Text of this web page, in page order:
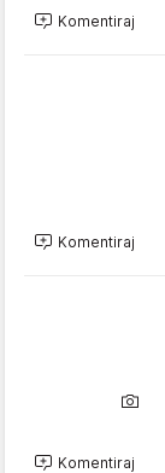
Komentiraj
Komentiraj
Komentiraj